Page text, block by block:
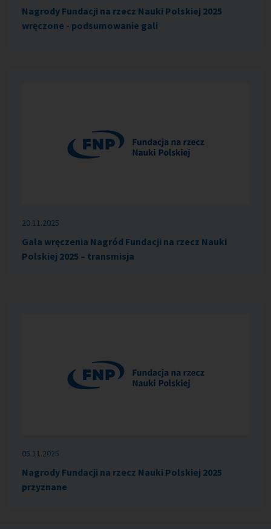
Nagrody Fundacji na rzecz Nauki Polskiej 2025
wręczone - podsumowanie gali
20.11.2025
Gala wręczenia Nagród Fundacji na rzecz Nauki
Polskiej 2025 – transmisja
05.11.2025
Nagrody Fundacji na rzecz Nauki Polskiej 2025
przyznane